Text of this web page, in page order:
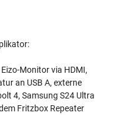
Monitor via HDMI,
an USB A, externe
4, Samsung S24 Ultra
Fritzbox Repeater